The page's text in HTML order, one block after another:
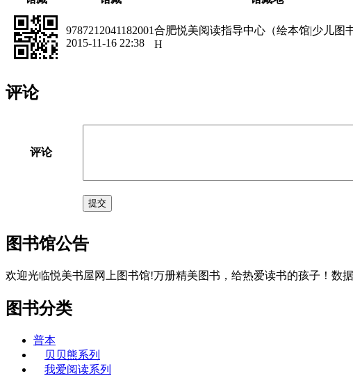
9787212041182001
2015-11-16 22:38
合肥悦美阅读指导中心（绘本馆|少儿图
H
评论
评论
提交
图书馆公告
欢迎光临悦美书屋网上图书馆!万册精美图书，给热爱读书的孩子！
图书分类
普本
贝贝熊系列
我爱阅读系列